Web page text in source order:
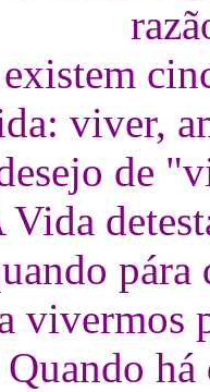
viver,
de
pára
vivermos